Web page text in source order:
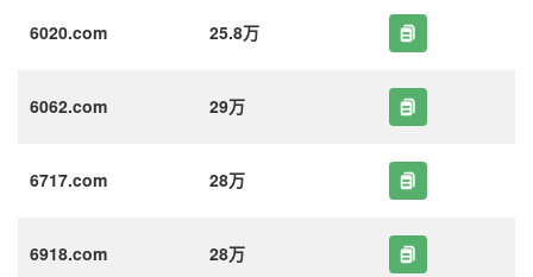
6020.com 25.8万
6062.com 29万
6717.com 28万
6918.com 28万